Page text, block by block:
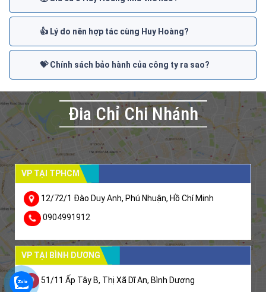
👍 Lý do nên hợp tác cùng Huy Hoàng?
💝 Chính sách bảo hành của công ty ra sao?
Đia Chỉ Chi Nhánh
VP TẠI TPHCM
12/72/1 Đào Duy Anh, Phú Nhuận, Hồ Chí Minh
0904991912
VP TẠI BÌNH DƯƠNG
51/11 Ấp Tây B, Thị Xã Dĩ An, Bình Dương